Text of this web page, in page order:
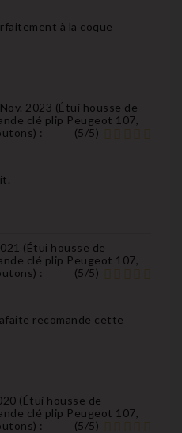
à la coque
2023 (Étui housse de
clé plip Peugeot 107,
) : (5/5)
(Étui housse de
clé plip Peugeot 107,
) : (5/5)
recomande cette
(Étui housse de
clé plip Peugeot 107,
) : (5/5)